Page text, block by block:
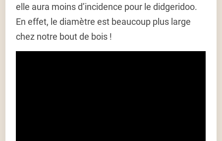
elle aura moins d’incidence pour le didgeridoo.
En effet, le diamètre est beaucoup plus large
chez notre bout de bois !